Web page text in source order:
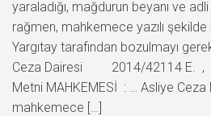
yaraladığı, mağdurun beyanı ve
rağmen, mahkemece yazılı şekilde
Yargıtay tarafından bozulmayı
Ceza Dairesi 2014/42114 E. ,
Metni MAHKEMESİ : … Asliye
mahkemece […]